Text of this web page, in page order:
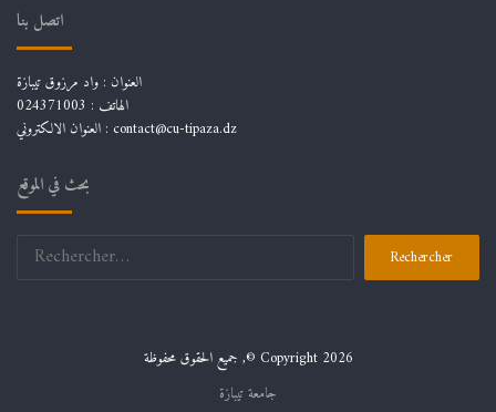
اتصل بنا
العنوان : واد مرزوق تيبازة
الهاتف : 024371003
العنوان الالكتروني : contact@cu-tipaza.dz
بحث في الموقع
Rechercher :
جميع الحقوق محفوظة ,© Copyright 2026
جامعة تيبازة